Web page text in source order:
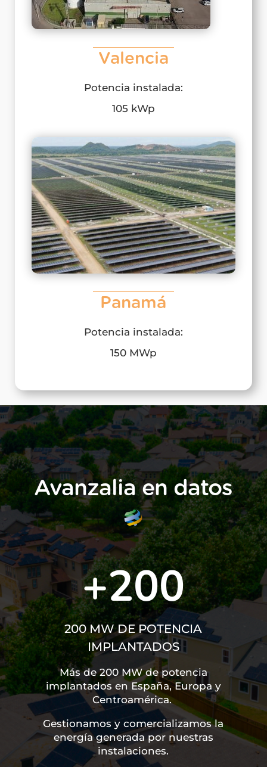
Valencia
Potencia instalada:
105 kWp​
Panamá
Potencia instalada:
150 MWp​
Avanzalia en datos
+200
200 MW DE POTENCIA
IMPLANTADOS
Más de 200 MW de potencia
implantados en España, Europa y
Centroamérica. ​
Gestionamos y comercializamos la
energía generada por nuestras
instalaciones.